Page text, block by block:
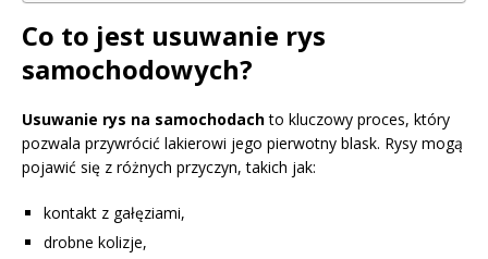
Co to jest usuwanie rys
samochodowych?
Usuwanie rys na samochodachto kluczowy proces, który
pozwala przywrócić lakierowi jego pierwotny blask. Rysy mogą
pojawić się z różnych przyczyn, takich jak:
kontakt z gałęziami,
drobne kolizje,